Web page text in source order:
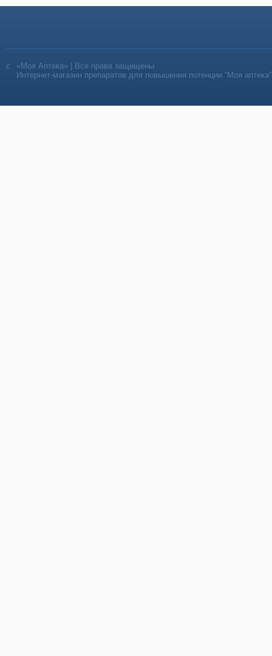
«Моя Аптека» | Все права защищены
Интернет-магазин препаратов для повышения потенции “Моя